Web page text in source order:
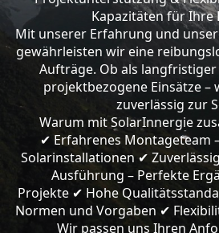
Kapazitäten für Ihre
Mit unserer Erfahrung und
gewährleisten wir eine
Aufträge. Ob als
projektbezogene Einsätze –
zuverlässig zur
Warum mit SolarInnergie
✔ Erfahrenes Montageteam
Solarinstallationen ✔
Ausführung – Perfekte
Projekte ✔ Hohe
Normen und Vorgaben ✔
Wir passen uns Ihren